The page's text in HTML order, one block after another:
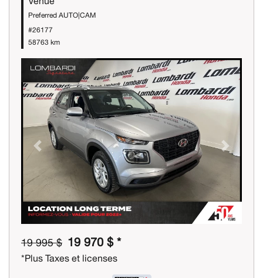
Preferred AUTO|CAM
#26177
58763 km
Previous Next
19 995 $ 19 970 $ *
*Plus Taxes et licenses